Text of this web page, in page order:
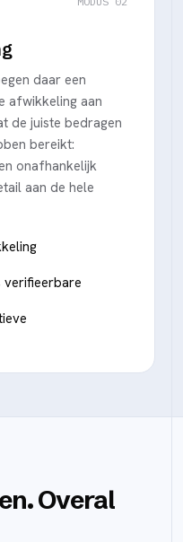
daar een
afwikkeling aan
de juiste bedragen
bereikt:
onafhankelijk
aan de hele
verifieerbare
Overal